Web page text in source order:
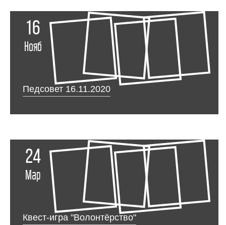
16
Нояб
Педсовет 16.11.2020
24
Мар
Квест-игра "Волонтёрство"